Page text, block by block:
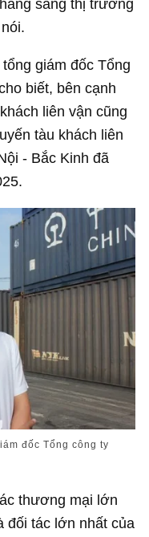
sang thị trường
giám đốc Tổng
biết, bên cạnh
liên vận cũng
tàu khách liên
- Bắc Kinh đã
đốc Tổng công ty
thương mại lớn
đối tác lớn nhất của